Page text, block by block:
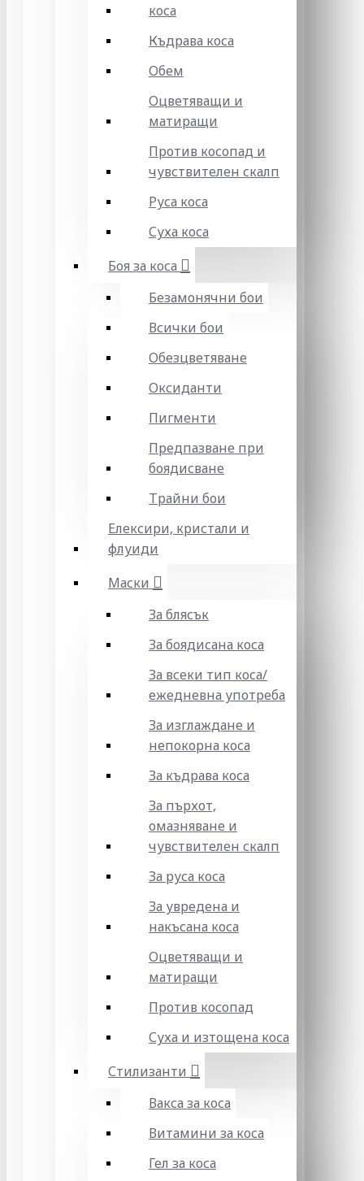
коса
Къдрава коса
Обем
Оцветяващи и
матиращи
Против косопад и
чувствителен скалп
Руса коса
Суха коса
Боя за коса
Безамонячни бои
Всички бои
Обезцветяване
Оксиданти
Пигменти
Предпазване при
боядисване
Трайни бои
Елексири, кристали и
флуиди
Маски
За блясък
За боядисана коса
За всеки тип коса/
ежедневна употреба
За изглаждане и
непокорна коса
За къдрава коса
За пърхот,
омазняване и
чувствителен скалп
За руса коса
За увредена и
накъсана коса
Оцветяващи и
матиращи
Против косопад
Суха и изтощена коса
Стилизанти
Вакса за коса
Витамини за коса
Гел за коса